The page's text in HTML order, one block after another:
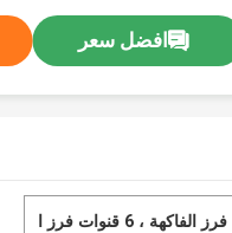
افضل سعر
380V ذكي آلة فرز الفاكهة ، 6 قنوات فرز ا